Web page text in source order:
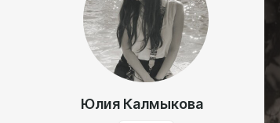
Юлия Калмыкова